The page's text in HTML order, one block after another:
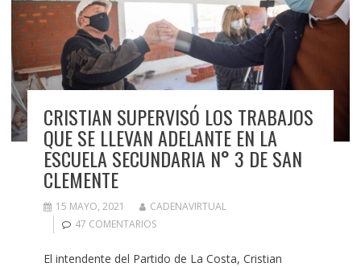
CRISTIAN SUPERVISÓ LOS TRABAJOS
QUE SE LLEVAN ADELANTE EN LA
ESCUELA SECUNDARIA N° 3 DE SAN
CLEMENTE
15 MAYO, 2021
CADENAVIRTUAL
47 COMENTARIOS
El intendente del Partido de La Costa, Cristian